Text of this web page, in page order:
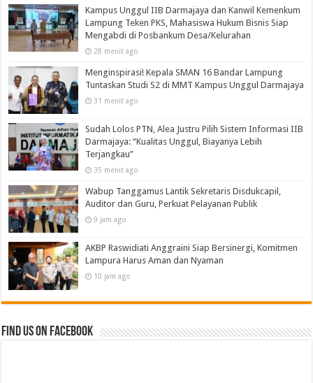
Kampus Unggul IIB Darmajaya dan Kanwil Kemenkum
Lampung Teken PKS, Mahasiswa Hukum Bisnis Siap
Mengabdi di Posbankum Desa/Kelurahan
28 menit ago
Menginspirasi! Kepala SMAN 16 Bandar Lampung
Tuntaskan Studi S2 di MMT Kampus Unggul Darmajaya
31 menit ago
Sudah Lolos PTN, Alea Justru Pilih Sistem Informasi IIB
Darmajaya: “Kualitas Unggul, Biayanya Lebih
Terjangkau”
35 menit ago
Wabup Tanggamus Lantik Sekretaris Disdukcapil,
Auditor dan Guru, Perkuat Pelayanan Publik
9 jam ago
AKBP Raswidiati Anggraini Siap Bersinergi, Komitmen
Lampura Harus Aman dan Nyaman
10 jam ago
Find us on Facebook